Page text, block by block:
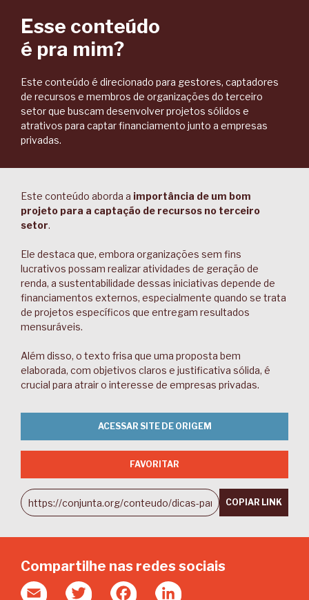
Esse conteúdo
é pra mim?
Este conteúdo é direcionado para gestores, captadores
de recursos e membros de organizações do terceiro
setor que buscam desenvolver projetos sólidos e
atrativos para captar financiamento junto a empresas
privadas.
Este conteúdo aborda a importância de um bom
projeto para a captação de recursos no terceiro
setor.
Ele destaca que, embora organizações sem fins
lucrativos possam realizar atividades de geração de
renda, a sustentabilidade dessas iniciativas depende de
financiamentos externos, especialmente quando se trata
de projetos específicos que entregam resultados
mensuráveis.
Além disso, o texto frisa que uma proposta bem
elaborada, com objetivos claros e justificativa sólida, é
crucial para atrair o interesse de empresas privadas.
ACESSAR SITE DE ORIGEM
FAVORITAR
COPIAR LINK
Compartilhe nas redes sociais
Email Twitter FacebookLinkedIn